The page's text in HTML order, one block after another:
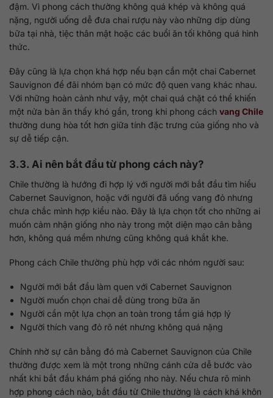
đậm. Vì phong cách thường không quá khép và không quá
nặng, người uống dễ đưa chai rượu này vào những dịp dùng
bữa tại nhà, tiệc thân mật hoặc các buổi ăn tối không quá hình
thức.
Đây cũng là lựa chọn khá hợp nếu bạn cần một chai Cabernet
Sauvignon để đãi nhóm bạn có mức độ quen vang khác nhau.
Với những hoàn cảnh như vậy, một chai quá chặt có thể khiến
một nửa bàn ăn thấy khó gần, trong khi phong cách vang Chile
thường dung hòa tốt hơn giữa tính đặc trưng của giống nho và
sự dễ tiếp cận.
3.3. Ai nên bắt đầu từ phong cách này?
Chile thường là hướng đi hợp lý với người mới bắt đầu tìm hiểu
Cabernet Sauvignon, hoặc với người đã uống vang đỏ nhưng
chưa chắc mình hợp kiểu nào. Đây là lựa chọn tốt cho những ai
muốn cảm nhận giống nho này trong một diện mạo cân bằng
hơn, không quá mềm nhưng cũng không quá khắt khe.
Phong cách Chile thường phù hợp với các nhóm người sau:
Người mới bắt đầu làm quen với Cabernet Sauvignon
Người muốn chọn chai dễ dùng trong bữa ăn
Người cần một lựa chọn an toàn trong tầm giá hợp lý
Người thích vang đỏ rõ nét nhưng không quá nặng
Chính nhờ sự cân bằng đó mà Cabernet Sauvignon của Chile
thường được xem là một trong những cánh cửa dễ bước vào
nhất khi bắt đầu khám phá giống nho này. Nếu chưa rõ mình
hợp phong cách nào, bắt đầu từ Chile thường là cách khá khôn